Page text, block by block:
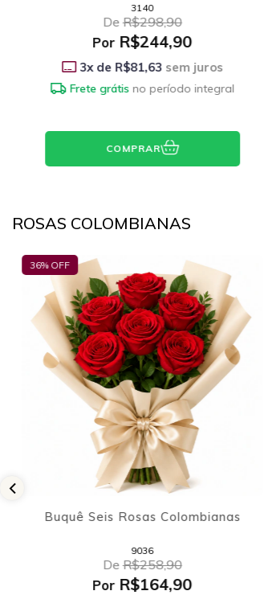
3509
De R$228,90
PorR$174,90
3x de R$58,30sem juros
COMPRAR
ROSAS COLOMBIANAS
22% OFF
Combo Colombianas e Ferrero Rocher
2166
De R$248,90
PorR$194,90